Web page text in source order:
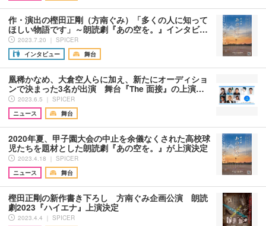
作・演出の樫田正剛（方南ぐみ）「多くの人に知って
ほしい物語です」～朗読劇『あの空を。』インタビ…
2023.7.20 ｜ SPICER
インタビュー
舞台
凰稀かなめ、大倉空人らに加え、新たにオーディショ
ンで決まった3名が出演 舞台『The 面接』の上演…
2023.6.5 ｜ SPICER
ニュース
舞台
2020年夏、甲子園大会の中止を余儀なくされた高校球
児たちを題材とした朗読劇『あの空を。』が上演決定
2023.4.18 ｜ SPICER
ニュース
舞台
樫⽥正剛の新作書き下ろし ⽅南ぐみ企画公演 朗読
劇2023『ハイエナ』上演決定
2023.4.4 ｜ SPICER